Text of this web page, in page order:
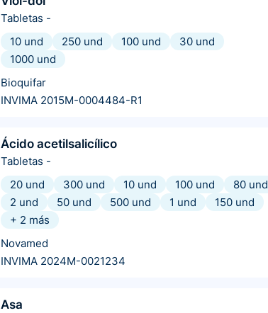
Tabletas -
10 und
250 und 100 und
30 und
1000 und
Bioquifar
INVIMA 2015M-0004484-R1
Ácido acetilsalicílico
Tabletas -
20 und
300 und 10 und 100 und
80 und
2 und
50 und 500 und 1 und
150 und
+ 2 más
Novamed
INVIMA 2024M-0021234
Asa